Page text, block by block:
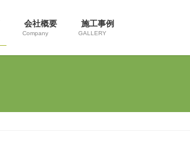
会社概要
Company
施工事例
GALLERY